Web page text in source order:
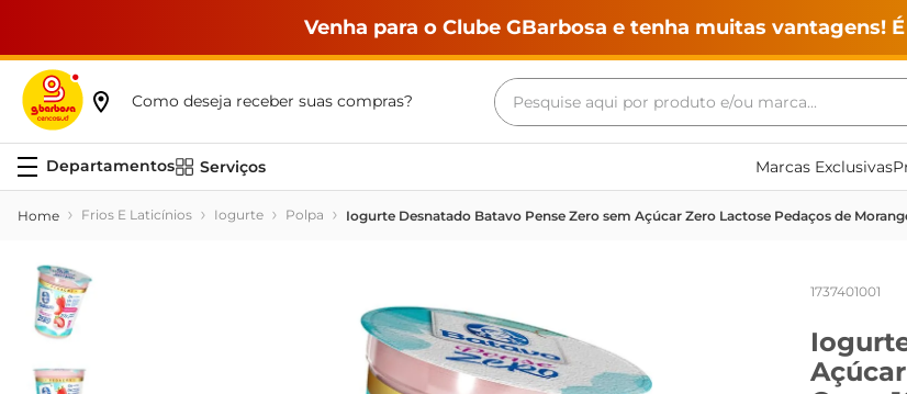
Venha para o Clube GBarbosa e tenha muitas vantagens!
Como deseja receber suas compras?
Pesquise aqui por produto e/ou marca...
Serviços Marcas Exclusivas
Frios E Laticínios Iogurte Polpa Iogurte Desnatado Batavo Pense Zero sem Açúcar Zero Lactose Pedaços de
1737401001
Termos mais buscados
maquina lavar
cerveja
frango